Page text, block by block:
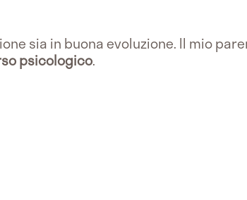
sia in buona evoluzione. Il mio
psicologico.